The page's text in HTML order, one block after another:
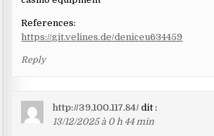
References:
https://git.velines.de/deniceu634459
Reply
http://39.100.117.84/ dit :
13/12/2025 à 0 h 44 min